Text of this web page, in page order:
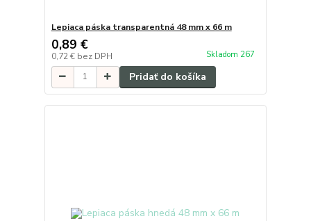
Lepiaca páska transparentná 48 mm x 66 m
0,89 €
0,72 € bez DPH Skladom 267
Pridať do košíka